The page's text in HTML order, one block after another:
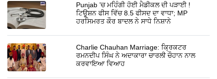
Punjab ’ਚ ਮਹਿੰਗੀ ਹੋਈ ਮੈਡੀਕਲ ਦੀ ਪੜਾਈ !
ਟਿਊਸ਼ਨ ਫੀਸ ਵਿੱਚ 8.5 ਫੀਸਦ ਦਾ ਵਾਧਾ; MP
ਹਰਸਿਮਰਤ ਕੌਰ ਬਾਦਲ ਨੇ ਸਾਧੇ ਨਿਸ਼ਾਨੇ
Charlie Chauhan Marriage: ਕ੍ਰਿਕਟਰ
ਰਮਨਦੀਪ ਸਿੰਘ ਨੇ ਅਦਾਕਾਰਾ ਚਾਰਲੀ ਚੌਹਾਨ ਨਾਲ
ਕਰਵਾਇਆ ਵਿਆਹ